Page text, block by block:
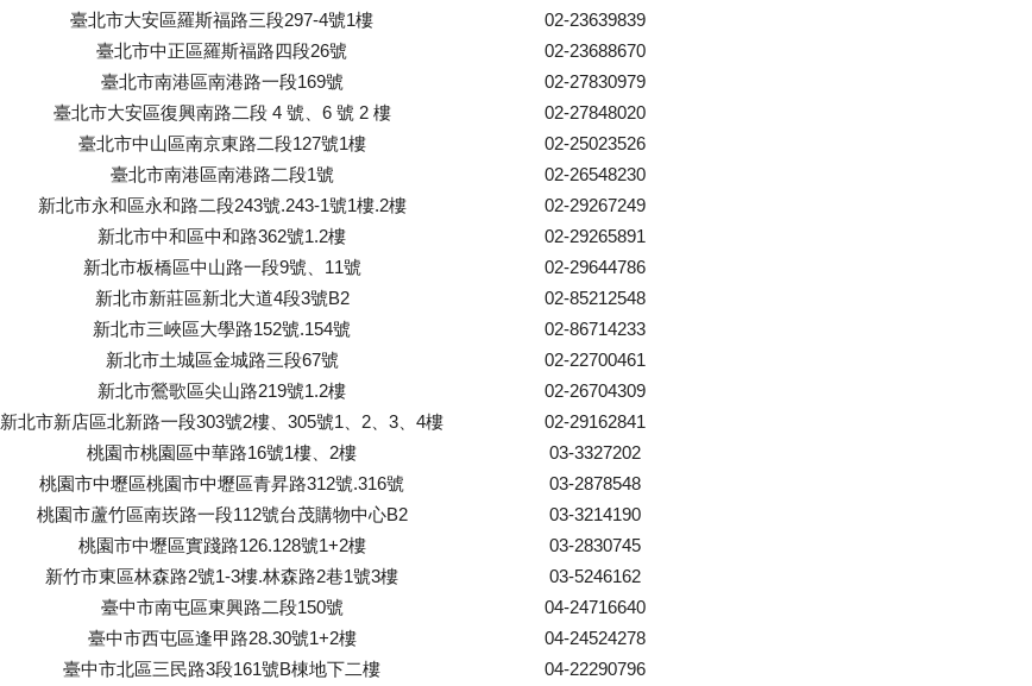
臺北市大安區羅斯福路三段297-4號1樓
02-23639839
臺北市中正區羅斯福路四段26號
02-23688670
臺北市南港區南港路一段169號
02-27830979
臺北市大安區復興南路二段 4 號、6 號 2 樓
02-27848020
臺北市中山區南京東路二段127號1樓
02-25023526
臺北市南港區南港路二段1號
02-26548230
新北市永和區永和路二段243號.243-1號1樓.2樓
02-29267249
新北市中和區中和路362號1.2樓
02-29265891
新北市板橋區中山路一段9號、11號
02-29644786
新北市新莊區新北大道4段3號B2
02-85212548
新北市三峽區大學路152號.154號
02-86714233
新北市土城區金城路三段67號
02-22700461
新北市鶯歌區尖山路219號1.2樓
02-26704309
新北市新店區北新路一段303號2樓、305號1、2、3、4樓
02-29162841
桃園市桃園區中華路16號1樓、2樓
03-3327202
桃園市中壢區桃園市中壢區青昇路312號.316號
03-2878548
桃園市蘆竹區南崁路一段112號台茂購物中心B2
03-3214190
桃園市中壢區實踐路126.128號1+2樓
03-2830745
新竹市東區林森路2號1-3樓.林森路2巷1號3樓
03-5246162
臺中市南屯區東興路二段150號
04-24716640
臺中市西屯區逢甲路28.30號1+2樓
04-24524278
臺中市北區三民路3段161號B棟地下二樓
04-22290796